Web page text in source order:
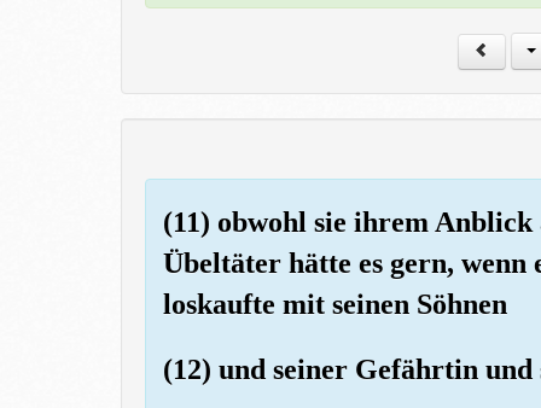
(11) obwohl sie ihrem Anblick
Übeltäter hätte es gern, wenn
loskaufte mit seinen Söhnen
(12) und seiner Gefährtin